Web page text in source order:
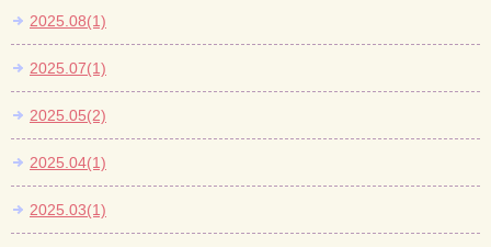
2025.08(1)
2025.07(1)
2025.05(2)
2025.04(1)
2025.03(1)